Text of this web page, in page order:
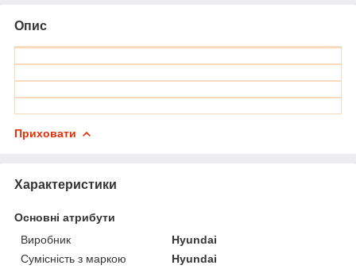
Опис
Приховати
Характеристики
Основні атрибути
Виробник
Hyundai
Сумісність з маркою
Hyundai